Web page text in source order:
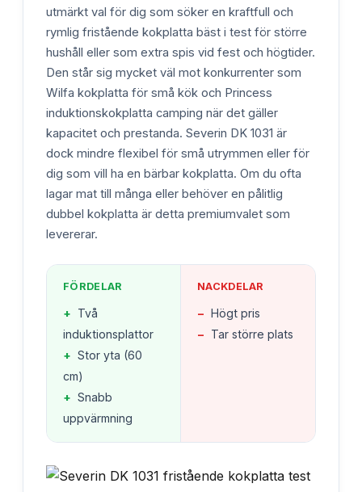
utmärkt val för dig som söker en kraftfull och
rymlig fristående kokplatta bäst i test för större
hushåll eller som extra spis vid fest och högtider.
Den står sig mycket väl mot konkurrenter som
Wilfa kokplatta för små kök och Princess
induktionskokplatta camping när det gäller
kapacitet och prestanda. Severin DK 1031 är
dock mindre flexibel för små utrymmen eller för
dig som vill ha en bärbar kokplatta. Om du ofta
lagar mat till många eller behöver en pålitlig
dubbel kokplatta är detta premiumvalet som
levererar.
FÖRDELAR
+ Två
induktionsplattor
+ Stor yta (60
cm)
+ Snabb
uppvärmning
NACKDELAR
− Högt pris
− Tar större plats